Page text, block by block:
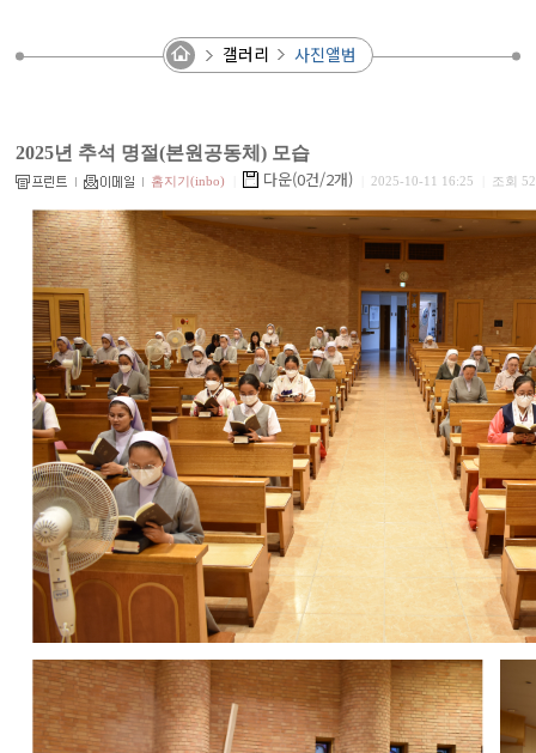
갤러리 사진앨범
2025년 추석 명절(본원공동체) 모습
홈지기(inbo) 다운(0건/2개) 2025-10-11 16:25 조회